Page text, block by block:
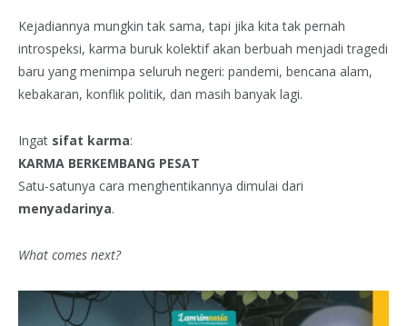
Kejadiannya mungkin tak sama, tapi jika kita tak pernah
introspeksi, karma buruk kolektif akan berbuah menjadi tragedi
baru yang menimpa seluruh negeri: pandemi, bencana alam,
kebakaran, konflik politik, dan masih banyak lagi.
Ingat sifat karma:
KARMA BERKEMBANG PESAT
Satu-satunya cara menghentikannya dimulai dari
menyadarinya.
What comes next?